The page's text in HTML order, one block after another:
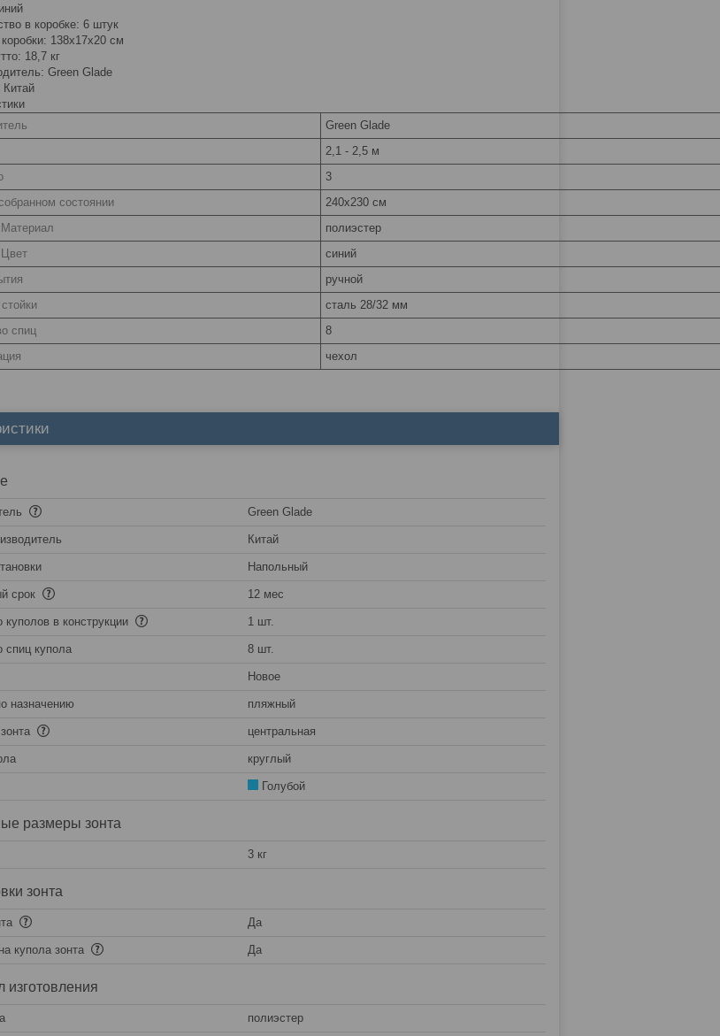
в коробке: 6 штук
138х17х20 см
18,7 кг
Green Glade
Green Glade
2,1 - 2,5 м
3
состоянии
240х230 см
полиэстер
синий
ручной
сталь 28/32 мм
спиц
8
чехол
Green Glade
Китай
Напольный
срок 12 мес
куполов в конструкции 1 шт.
спиц купола 8 шт.
Новое
назначению пляжный
центральная
круглый
Голубой
размеры зонта
3 кг
зонта
Да
купола зонта Да
изготовления
полиэстер